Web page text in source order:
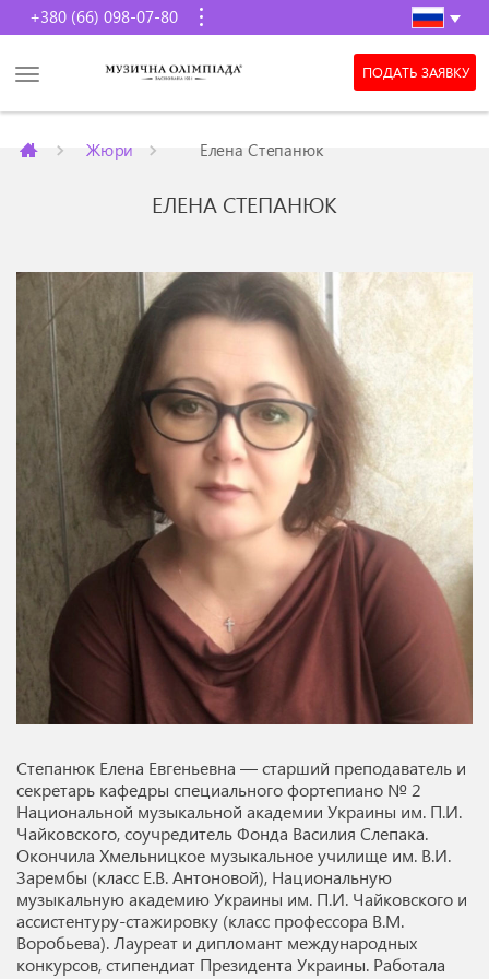
+380 (66) 098-07-80
ПОДАТЬ ЗАЯВКУ
Жюри Елена Степанюк
ЕЛЕНА СТЕПАНЮК
Степанюк Елена Евгеньевна — старший преподаватель и
секретарь кафедры специального фортепиано № 2
Национальной музыкальной академии Украины им. П.И.
Чайковского, соучредитель Фонда Василия Слепака.
Окончила Хмельницкое музыкальное училище им. В.И.
Зарембы (класс Е.В. Антоновой), Национальную
музыкальную академию Украины им. П.И. Чайковского и
ассистентуру-стажировку (класс профессора В.М.
Воробьева). Лауреат и дипломант международных
конкурсов, стипендиат Президента Украины. Работала